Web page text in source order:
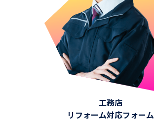
工務店
リフォーム対応フォーム